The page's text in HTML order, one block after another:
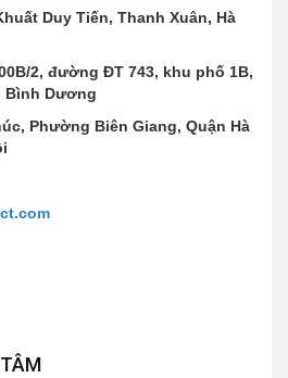
Duy Tiến, Thanh Xuân, Hà
2, đường ĐT 743, khu phố 1B,
Bình Dương
Phường Biên Giang, Quận Hà